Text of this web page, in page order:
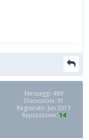
Messaggi: 489
Discussioni: 91
Registrato: Jun 2013
Reputazione: 14